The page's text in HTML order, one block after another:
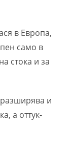
в Европа,
само в
стока и за
и
a оттук-